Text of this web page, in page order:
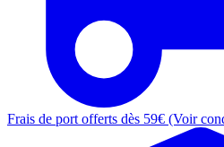
Frais de port offerts dès 59€ (Voir